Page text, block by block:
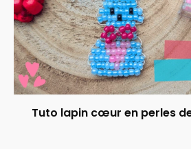
Tuto lapin cœur en perles